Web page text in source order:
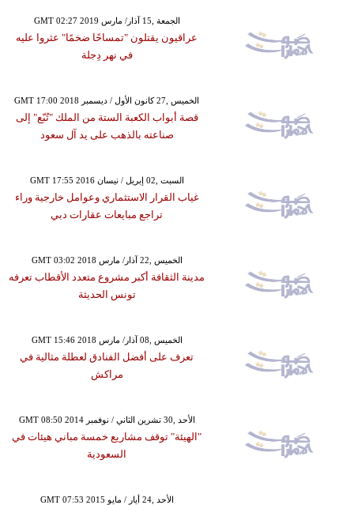
GMT 02:27 2019 الجمعة ,15 آذار/ مارس
عراقيون يقتلون "تمساحًا ضخمًا" عثروا عليه
في نهر دِجلة
GMT 17:00 2018 الخميس ,27 كانون الأول / ديسمبر
قصة أبواب الكعبة الستة من الملك "تُبّع" إلى
صناعته بالذهب على يد آل سعود
GMT 17:55 2016 السبت ,02 إبريل / نيسان
غياب القرار الاستثماري وعوامل خارجية وراء
تراجع مبايعات عقارات دبي
GMT 03:02 2018 الخميس ,22 آذار/ مارس
مدينة الثقافة أكبر مشروع متعدد الأقطاب تعرفه
تونس الحديثة
GMT 15:46 2018 الخميس ,08 آذار/ مارس
تعرف على أفضل الفنادق لعطلة مثالية في
مراكش
GMT 08:50 2014 الأحد ,30 تشرين الثاني / نوفمبر
"الهيئة" توقف مشاريع خمسة مباني هيئات في
السعودية
GMT 07:53 2015 الأحد ,24 أيار / مايو